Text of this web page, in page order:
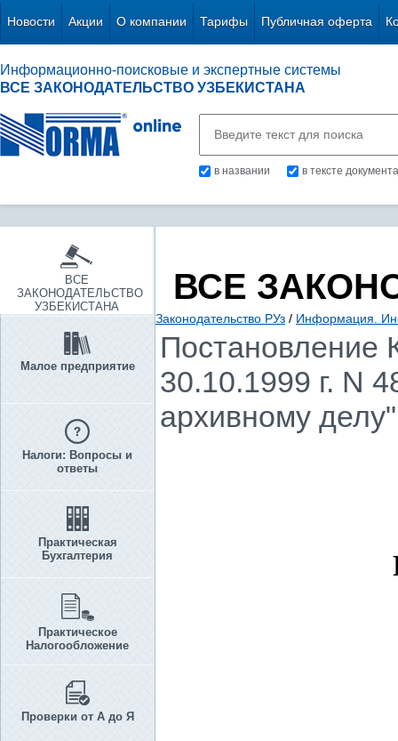
Новости Акции О компании Тарифы Публичная оферта
Информационно-поисковые и экспертные системы
ВСЕ ЗАКОНОДАТЕЛЬСТВО УЗБЕКИСТАНА
в названии в тексте документа
ВСЕ
ЗАКОНОДАТЕЛЬСТВО
УЗБЕКИСТАНА
Малое предприятие
Налоги: Вопросы и
ответы
Практическая
Бухгалтерия
Практическое
Налогообложение
Проверки от А до Я
ВСЕ
Законодательство РУз / Информация.
Постановление
30.10.1999 г. N
архивному делу"